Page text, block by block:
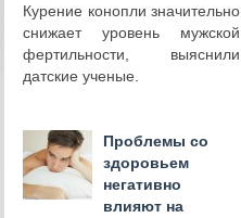
Курение конопли значительно
снижает уровень мужской
фертильности, выяснили
датские ученые.
Проблемы со
здоровьем
негативно
влияют на